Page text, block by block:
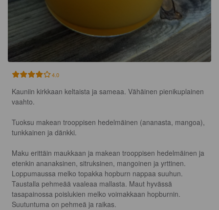
4.0
Kauniin kirkkaan keltaista ja sameaa. Vähäinen pienikuplainen
vaahto.
Tuoksu makean trooppisen hedelmäinen (ananasta, mangoa),
tunkkainen ja dänkki.
Maku erittäin maukkaan ja makean trooppisen hedelmäinen ja
etenkin ananaksinen, sitruksinen, mangoinen ja yrttinen.
Loppumaussa melko topakka hopburn nappaa suuhun.
Taustalla pehmeää vaaleaa mallasta. Maut hyvässä
tasapainossa poislukien melko voimakkaan hopburnin.
Suutuntuma on pehmeä ja raikas.